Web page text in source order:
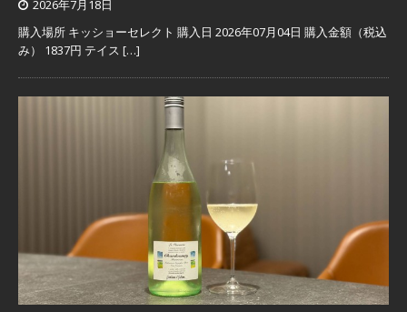
2026年7月18日
購入場所 キッショーセレクト 購入日 2026年07月04日 購入金額（税込
み） 1837円 テイス […]